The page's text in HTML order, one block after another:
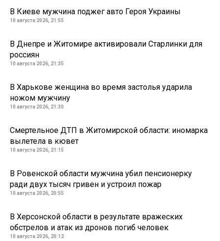
В Киеве мужчина поджег авто Героя Украины
10 августа 2026, 21:55
В Днепре и Житомире активировали Старлинки для
россиян
10 августа 2026, 21:35
В Харькове женщина во время застолья ударила
ножом мужчину
10 августа 2026, 21:30
Смертельное ДТП в Житомирской области: иномарка
вылетела в кювет
10 августа 2026, 21:15
В Ровенской области мужчина убил пенсионерку
ради двух тысяч гривен и устроил пожар
10 августа 2026, 20:55
В Херсонской области в результате вражеских
обстрелов и атак из дронов погиб человек
10 августа 2026, 20:12